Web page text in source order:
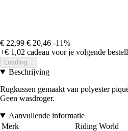
€ 22,99 € 20,46 -11%
+€ 1,02 cadeau voor je volgende
Loading...
Beschrijving
Rugkussen gemaakt van polyester
Geen wasdroger.
Aanvullende informatie
Merk
Riding World